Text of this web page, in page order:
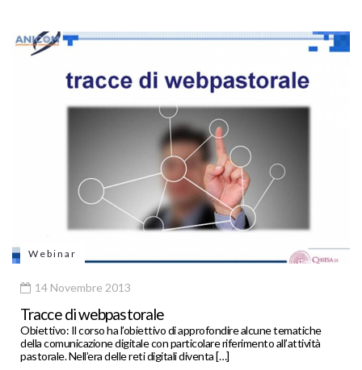
Webinar
14 Novembre 2013
Tracce di webpastorale
Obiettivo: Il corso ha l’obiettivo di approfondire alcune tematiche
della comunicazione digitale con particolare riferimento all’attività
pastorale. Nell’era delle reti digitali diventa […]